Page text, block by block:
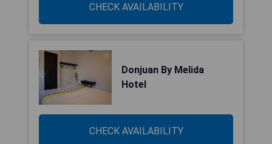
CHECK AVAILABILITY
Donjuan By Melida
Hotel
CHECK AVAILABILITY